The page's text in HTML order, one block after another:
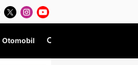
Otomobil